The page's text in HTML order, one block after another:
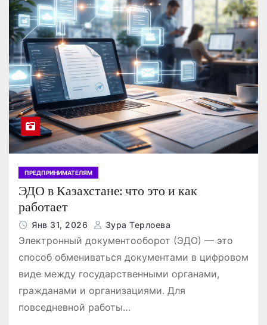
ПРЕДПРИНИМАТЕЛЯМ
ЭДО в Казахстане: что это и как
работает
Янв 31, 2026 Зура Терлоева
Электронный документооборот (ЭДО) — это
способ обмениваться документами в цифровом
виде между государственными органами,
гражданами и организациями. Для
повседневной работы…